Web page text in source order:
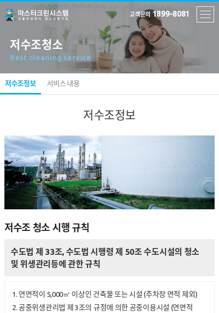
고객문의 1899-8081
저수조청소
Best cleaning service
저수조정보 서비스 내용
저수조정보
저수조 청소 시행 규칙
수도법 제 33조, 수도법 시행령 제 50조 수도시설의 청소
및 위생관리등에 관한 규칙
1. 연면적이 5,000㎡ 이상인 건축물 또는 시설 (주차장 면적 제외)
2. 공중위생관리법 제 3조의 규정에 의한 공중이용시설 (연면적